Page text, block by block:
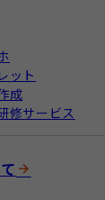
ット
成
修サービス